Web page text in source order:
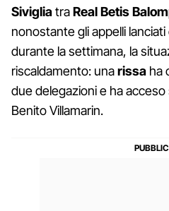
SivigliatraReal Betis
nonostante gli appelli
durante la settimana, la
riscaldamento: unarissa ha
due delegazioni e ha
Benito Villamarin.